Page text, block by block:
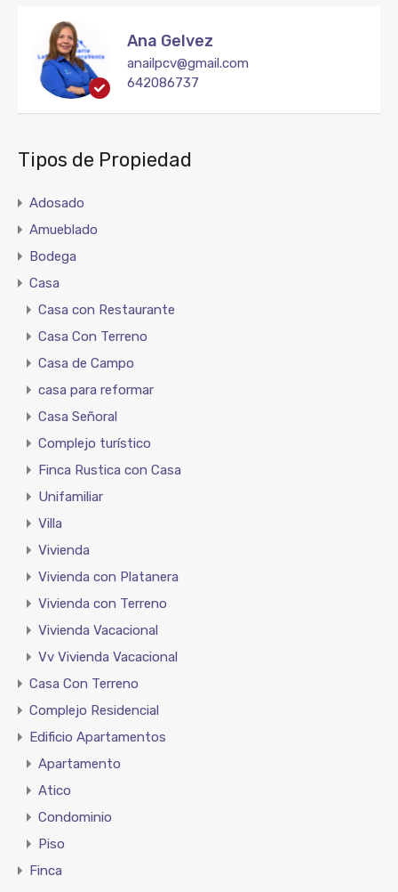
Ana Gelvez
anailpcv@gmail.com
642086737
Tipos de Propiedad
Adosado
Amueblado
Bodega
Casa
Casa con Restaurante
Casa Con Terreno
Casa de Campo
casa para reformar
Casa Señoral
Complejo turístico
Finca Rustica con Casa
Unifamiliar
Villa
Vivienda
Vivienda con Platanera
Vivienda con Terreno
Vivienda Vacacional
Vv Vivienda Vacacional
Casa Con Terreno
Complejo Residencial
Edificio Apartamentos
Apartamento
Atico
Condominio
Piso
Finca